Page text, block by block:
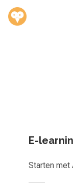
E-
Starten met